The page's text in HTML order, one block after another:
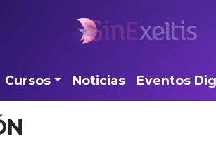
Cursos Noticias Eventos